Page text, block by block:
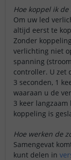
Hoe koppel ik
Om uw led
altijd eerst te
Zonder
verlichting niet
spanning
controller. U zet
3 seconden, 1
waaraan u de
3 keer
koppeling is
Hoe werken de
Samengevat
kunt delen in